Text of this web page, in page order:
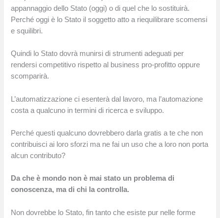
appannaggio dello Stato (oggi) o di quel che lo sostituirà.
Perché oggi è lo Stato il soggetto atto a riequilibrare scomensi
e squilibri.
Quindi lo Stato dovrà munirsi di strumenti adeguati per
rendersi competitivo rispetto al business pro-profitto oppure
scomparirà.
L’automatizzazione ci esenterà dal lavoro, ma l’automazione
costa a qualcuno in termini di ricerca e sviluppo.
Perché questi qualcuno dovrebbero darla gratis a te che non
contribuisci ai loro sforzi ma ne fai un uso che a loro non porta
alcun contributo?
Da che è mondo non è mai stato un problema di
conoscenza, ma di chi la controlla.
Non dovrebbe lo Stato, fin tanto che esiste pur nelle forme